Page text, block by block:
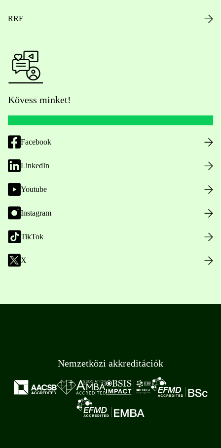
RRF
Kövess minket!
Facebook
LinkedIn
Youtube
Instagram
TikTok
X
Nemzetközi akkreditációk